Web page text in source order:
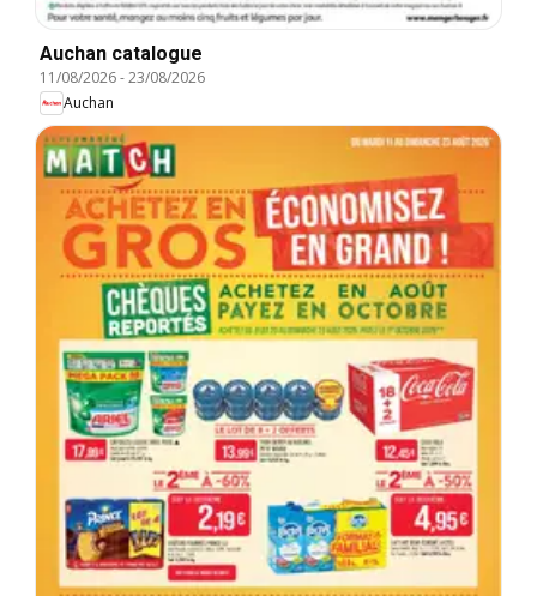
Auchan catalogue
11/08/2026-23/08/2026
Auchan